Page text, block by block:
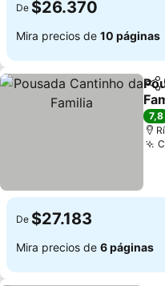
De $26.370
Mira precios de 10 páginas
7,8
De $27.183
Mira precios de 6 páginas